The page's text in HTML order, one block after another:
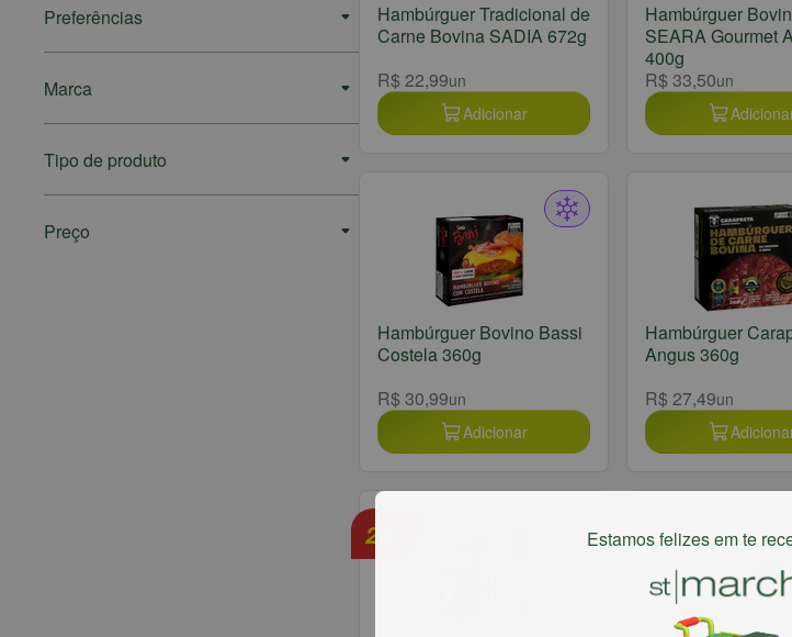
Preferências
Marca
Tipo de produto
Preço
Hambúrguer Tradicional de
Carne Bovina SADIA 672g
R$ 22,99un
Adicionar
Hambúrguer
SEARA Gourmet
400g
R$ 33,50un
Hambúrguer Bovino Bassi
Costela 360g
R$ 30,99un
Adicionar
Hambúrguer
Angus 360g
R$ 27,49un
20 Estamos felizes em te